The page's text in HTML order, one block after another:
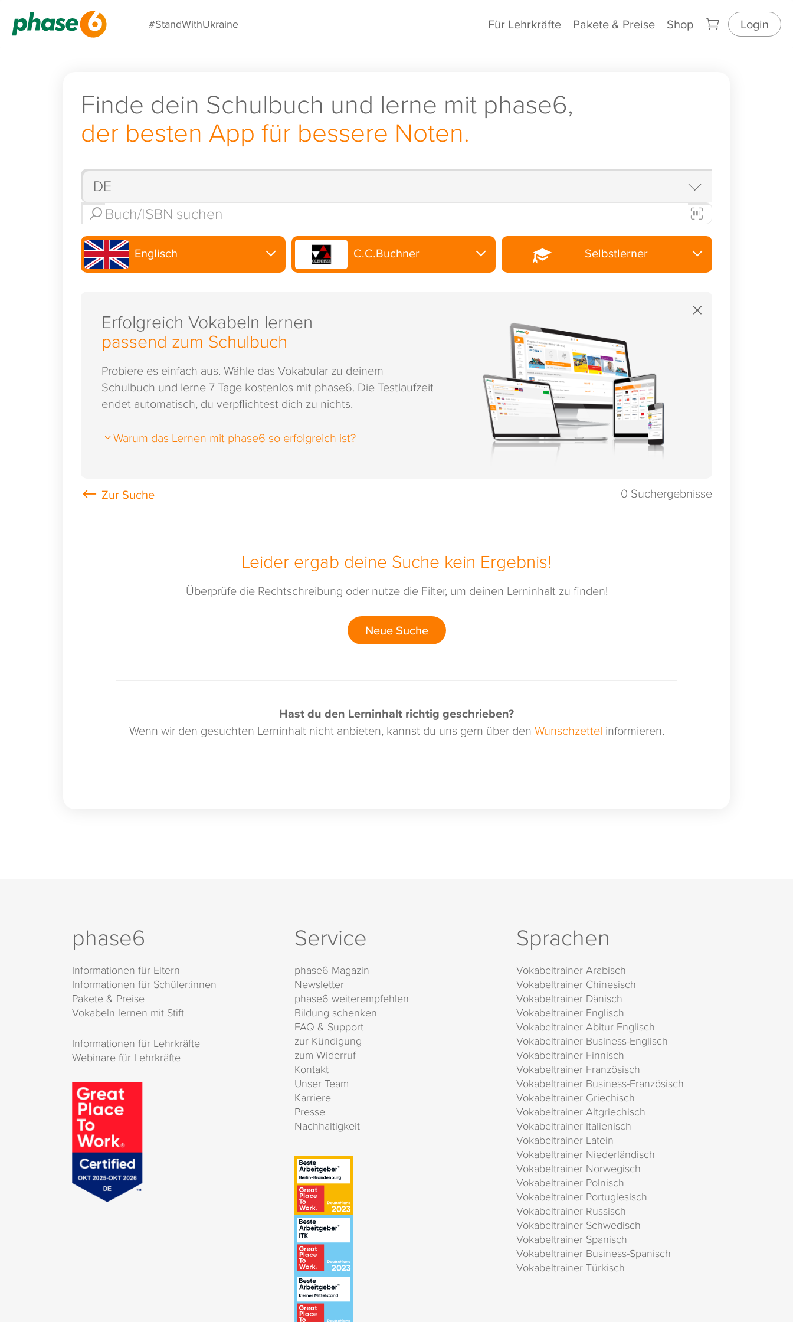
#StandWithUkraine Für Lehrkräfte Pakete & Preise Shop Login
Finde dein Schulbuch und lerne mit phase6,
der besten App für bessere Noten.
Englisch C.C.Buchner Selbstlerner
×
Erfolgreich Vokabeln lernen
passend zum Schulbuch
Probiere es einfach aus. Wähle das Vokabular zu deinem
Schulbuch und lerne 7 Tage kostenlos mit phase6. Die Testlaufzeit
endet automatisch, du verpflichtest dich zu nichts.
Warum das Lernen mit phase6 so erfolgreich ist?
0 Suchergebnisse
Leider ergab deine Suche kein Ergebnis!
Überprüfe die Rechtschreibung oder nutze die Filter, um deinen Lerninhalt zu finden!
Neue Suche
Hast du den Lerninhalt richtig geschrieben?
Wenn wir den gesuchten Lerninhalt nicht anbieten, kannst du uns gern über den Wunschzettel informieren.
phase6
Informationen für Eltern
Informationen für Schüler:innen
Pakete & Preise
Vokabeln lernen mit Stift
Informationen für Lehrkräfte
Webinare für Lehrkräfte
Service
phase6 Magazin
Newsletter
phase6 weiterempfehlen
Bildung schenken
FAQ & Support
zur Kündigung
zum Widerruf
Kontakt
Unser Team
Karriere
Presse
Nachhaltigkeit
Sprachen
Vokabeltrainer Arabisch
Vokabeltrainer Chinesisch
Vokabeltrainer Dänisch
Vokabeltrainer Englisch
Vokabeltrainer Abitur Englisch
Vokabeltrainer Business-Englisch
Vokabeltrainer Finnisch
Vokabeltrainer Französisch
Vokabeltrainer Business-Französisch
Vokabeltrainer Griechisch
Vokabeltrainer Altgriechisch
Vokabeltrainer Italienisch
Vokabeltrainer Latein
Vokabeltrainer Niederländisch
Vokabeltrainer Norwegisch
Vokabeltrainer Polnisch
Vokabeltrainer Portugiesisch
Vokabeltrainer Russisch
Vokabeltrainer Schwedisch
Vokabeltrainer Spanisch
Vokabeltrainer Business-Spanisch
Vokabeltrainer Türkisch